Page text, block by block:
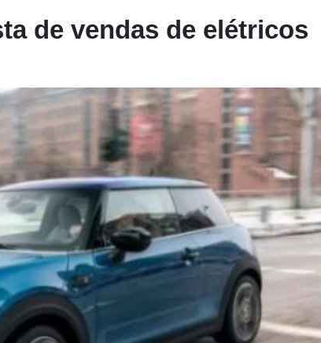
de vendas de elétricos